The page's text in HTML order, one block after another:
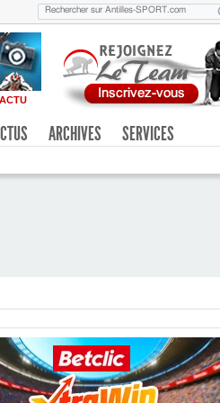
ARCHIVES SERVICES